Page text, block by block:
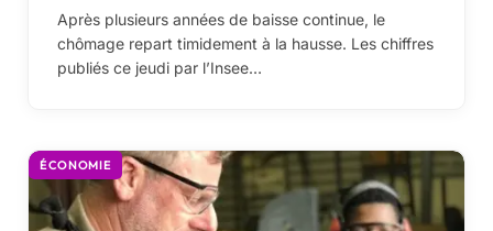
Après plusieurs années de baisse continue, le
chômage repart timidement à la hausse. Les chiffres
publiés ce jeudi par l’Insee…
ÉCONOMIE